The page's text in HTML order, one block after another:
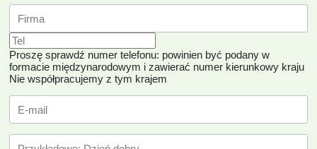
Proszę sprawdź numer telefonu: powinien być podany w
formacie międzynarodowym i zawierać numer kierunkowy kraju
Nie współpracujemy z tym krajem